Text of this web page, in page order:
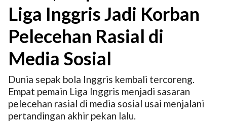
Liga Inggris Jadi Korban
Pelecehan Rasial di
Media Sosial
Dunia sepak bola Inggris kembali tercoreng.
Empat pemain Liga Inggris menjadi sasaran
pelecehan rasial di media sosial usai menjalani
pertandingan akhir pekan lalu.